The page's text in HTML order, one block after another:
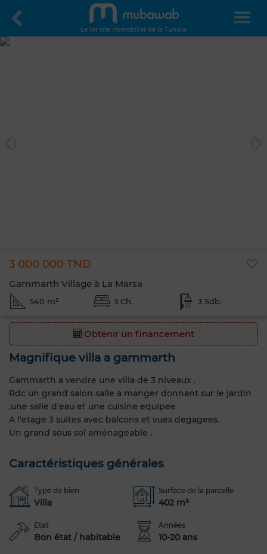
Le 1er site immobilier de la Tunisie
3 000 000 TND
Gammarth Village à La Marsa
540 m² 3 Ch. 3 Sdb.
Obtenir un financement
Magnifique villa a gammarth
Gammarth a vendre une villa de 3 niveaux .
Rdc un grand salon salle a manger donnant sur le jardin
,une salle d'eau et une cuisine equipee
A l'etage 3 suites avec balcons et vues degagees.
Un grand sous sol aménageable .
Caractéristiques générales
Type de bien
Villa
Surface de la parcelle
402 m²
Etat
Bon état / habitable
Années
10-20 ans